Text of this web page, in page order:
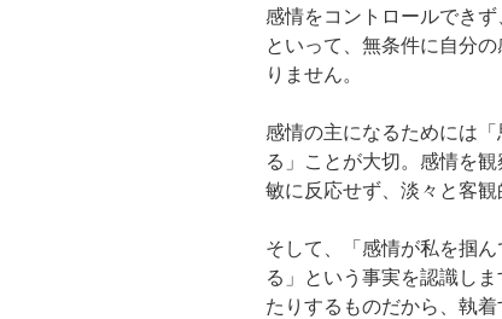
感情をコントロールでき
といって、無条件に自分
りません。
感情の主になるためには
る」ことが大切。感情を
敏に反応せず、淡々と客観
そして、「感情が私を掴
る」という事実を認識し
たりするものだから、執